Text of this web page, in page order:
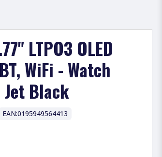
LTPO3 OLED
WiFi - Watch
Jet Black
EAN:0195949564413